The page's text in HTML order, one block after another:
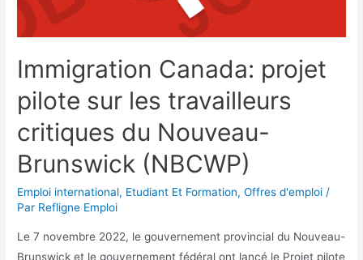
Immigration Canada: projet
pilote sur les travailleurs
critiques du Nouveau-
Brunswick (NBCWP)
Emploi international, Etudiant Et Formation,Offres d'emploi /
Par Refligne Emploi
Le 7 novembre 2022, le gouvernement provincial du Nouveau-
Brunswick et le gouvernement fédéral ont lancé le Projet pilote